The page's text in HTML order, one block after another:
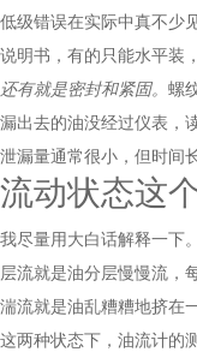
低级错误在实际中真不少
说明书，有的只能水平装
还有就是密封和紧固。 螺
漏出去的油没经过仪表，
泄漏量通常很小，但时间
流动状态这
我尽量用大白话解释一下
层流就是油分层慢慢流，
湍流就是油乱糟糟地挤在
这两种状态下，油流计的